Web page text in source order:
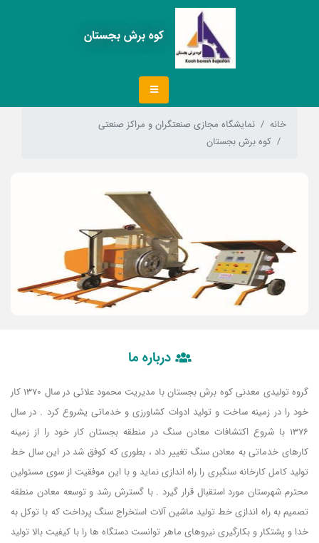
کوه برش بجستان
خانه
نمایشگاه مجازی صنعتگران و مراکز صنعتی
کوه برش بجستان
Previous
درباره ما
گروه تولیدی معدنی کوه برش بجستان با مدیریت محمود علائی در سال 1370 کار
خود را در زمینه ساخت و تولید ادوات کشاورزی و خدماتی یشروع کرد . در سال
1376 با شروع اکتشافات معادن سنگ در منطقه بجستان کار خود را از زمینه
کارهای خدماتی به معادن سنگ تغییر داد ، بطوری که کوفق شد در این سال خط
تولید کامل کارخانه سنگبری را راه اندازی نماید و با این موفقیت از سوی مسئولین
محترم شهرستان مورد استقبال قرار گیرد . با گسترش رشد و توسعه معادن منطقه
تصمیم به راه اندازی خط تولید ماشین آلات استخراج سنگ پرداخت که با توکل به
خدا و پشتکار و بکارگیری نیروهای ماهر توانست دستگاه ها را با کیفیت بالا تولید